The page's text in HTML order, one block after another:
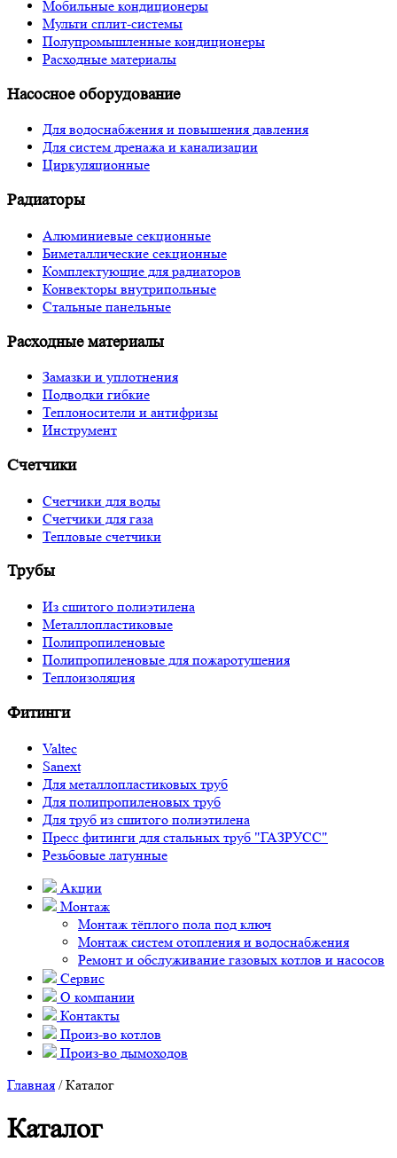
Мобильные кондиционеры
Мульти сплит-системы
Полупромышленные кондиционеры
Расходные материалы
Насосное оборудование
Для водоснабжения и повышения давления
Для систем дренажа и канализации
Циркуляционные
Радиаторы
Алюминиевые секционные
Биметаллические секционные
Комплектующие для радиаторов
Конвекторы внутрипольные
Стальные панельные
Расходные материалы
Замазки и уплотнения
Подводки гибкие
Теплоносители и антифризы
Инструмент
Счетчики
Счетчики для воды
Счетчики для газа
Тепловые счетчики
Трубы
Из сшитого полиэтилена
Металлопластиковые
Полипропиленовые
Полипропиленовые для пожаротушения
Теплоизоляция
Фитинги
Valtec
Sanext
Для металлопластиковых труб
Для полипропиленовых труб
Для труб из сшитого полиэтилена
Пресс фитинги для стальных труб "ГАЗРУСС"
Резьбовые латунные
Акции
Монтаж
Монтаж тёплого пола под ключ
Монтаж систем отопления и водоснабжения
Ремонт и обслуживание газовых котлов и насосов
Сервис
О компании
Контакты
Произ-во котлов
Произ-во дымоходов
Главная / Каталог
Каталог